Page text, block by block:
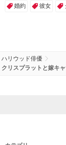
婚約 彼女
ハリウッド俳優
クリスプラットと嫁キ